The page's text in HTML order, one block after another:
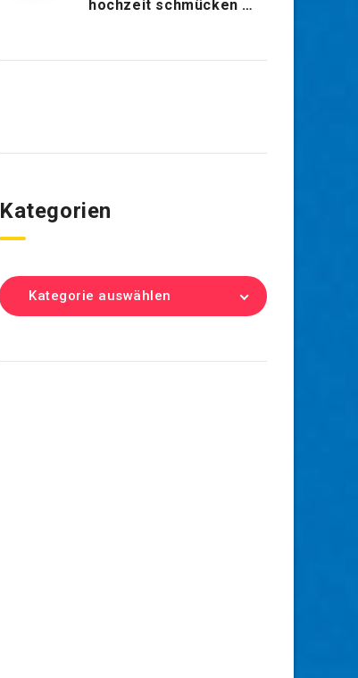
hochzeit schmücken …
Kategorien
Kategorie auswählen